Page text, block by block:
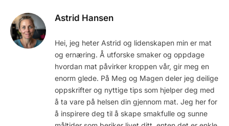
Astrid Hansen
Hei, jeg heter Astrid og lidenskapen min er mat
og ernæring. Å utforske smaker og oppdage
hvordan mat påvirker kroppen vår, gir meg en
enorm glede. På Meg og Magen deler jeg deilige
oppskrifter og nyttige tips som hjelper deg med
å ta vare på helsen din gjennom mat. Jeg her for
å inspirere deg til å skape smakfulle og sunne